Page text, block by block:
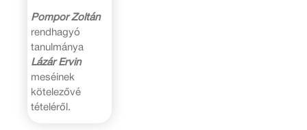
Pompor Zoltán
rendhagyó
tanulmánya
Lázár Ervin
meséinek
kötelezővé
tételéről.